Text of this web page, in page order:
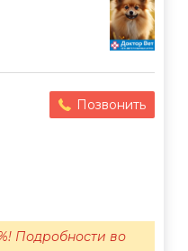
Позвонить
Подробности во